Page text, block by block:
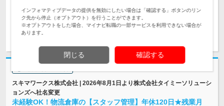
求人詳細を見る
スキマワークス株式会社 | 2026年8月1日より株式会社タイミーソリューシ
ョンズへ社名変更
未経験OK！物流倉庫の【スタッフ管理】年休120日★残業月
インフォマティブデータの提供を無効にしたい場合は「確認する」ボタンのリン
ク先から停止（オプトアウト）を行うことができます。
※オプトアウトをした場合、マイナビ転職の一部サービスを利用できない場合が
あります。
閉じる 確認する